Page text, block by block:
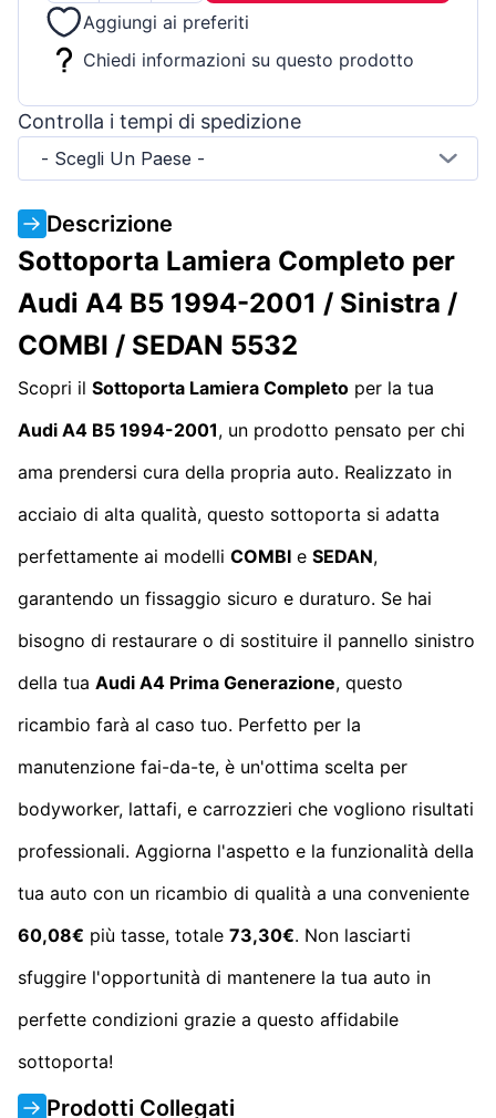
Aggiungi ai preferiti
Chiedi informazioni su questo prodotto
Controlla i tempi di spedizione
- Scegli Un Paese -
Descrizione
Sottoporta Lamiera Completo per
Audi A4 B5 1994-2001 / Sinistra /
COMBI / SEDAN 5532
Scopri il Sottoporta Lamiera Completo per la tua
Audi A4 B5 1994-2001, un prodotto pensato per chi
ama prendersi cura della propria auto. Realizzato in
acciaio di alta qualità, questo sottoporta si adatta
perfettamente ai modelli COMBI e SEDAN,
garantendo un fissaggio sicuro e duraturo. Se hai
bisogno di restaurare o di sostituire il pannello sinistro
della tua Audi A4 Prima Generazione, questo
ricambio farà al caso tuo. Perfetto per la
manutenzione fai-da-te, è un'ottima scelta per
bodyworker, lattafi, e carrozzieri che vogliono risultati
professionali. Aggiorna l'aspetto e la funzionalità della
tua auto con un ricambio di qualità a una conveniente
60,08€ più tasse, totale 73,30€. Non lasciarti
sfuggire l'opportunità di mantenere la tua auto in
perfette condizioni grazie a questo affidabile
sottoporta!
Prodotti Collegati